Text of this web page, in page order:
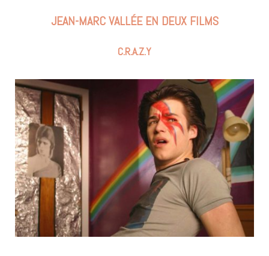
JEAN-MARC VALLÉE EN DEUX FILMS
C.R.A.Z.Y